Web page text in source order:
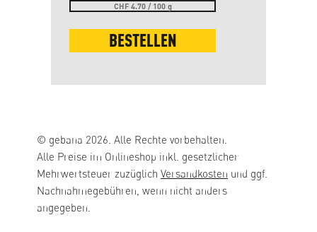
CHF 4.70 / 100 g
BESTELLEN
© gebana 2026. Alle Rechte vorbehalten.
Alle Preise im Onlineshop inkl. gesetzlicher
Mehrwertsteuer zuzüglich Versandkosten und ggf.
Nachnahmegebühren, wenn nicht anders
angegeben.